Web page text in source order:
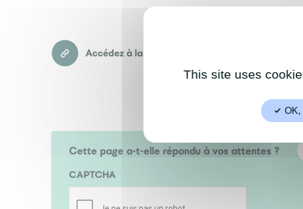
Accédez à la prise de rendez-vous
Cette page a-t-elle répondu à vos attentes ?
CAPTCHA
This site uses
OK,